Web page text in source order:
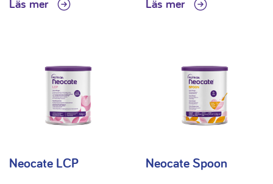
Läs mer Läs mer
Neocate LCP Neocate Spoon